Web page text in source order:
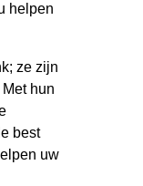
helpen
ze zijn
hun
best
uw